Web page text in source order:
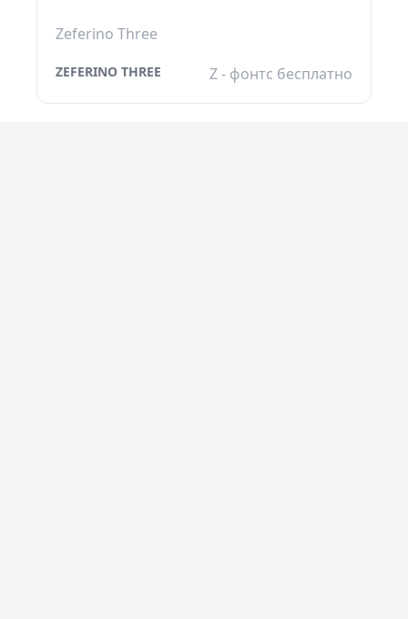
Zeferino Three
ZEFERINO THREE Z - фонтс бесплатно